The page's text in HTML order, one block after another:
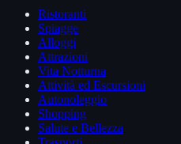
Ristoranti
Spiagge
Alloggi
Attrazioni
Vita Notturna
Attività ed Escursioni
Autonoleggio
Shopping
Salute e Bellezza